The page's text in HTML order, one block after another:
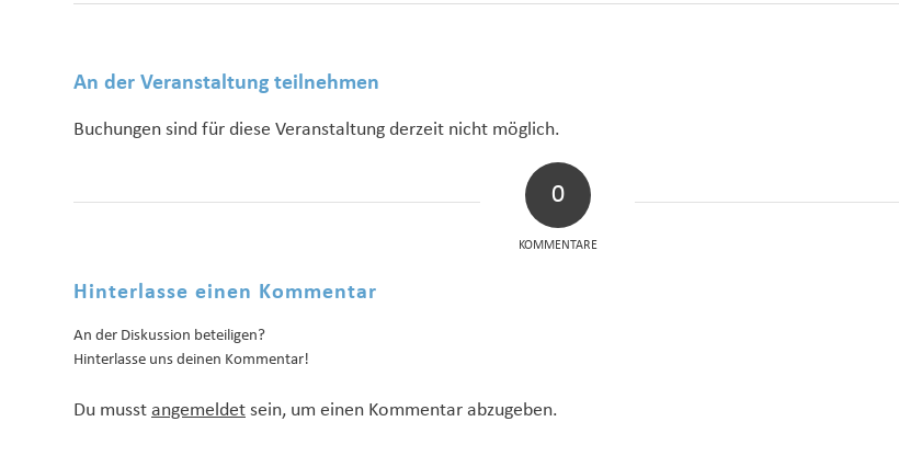
An der Veranstaltung teilnehmen
Buchungen sind für diese Veranstaltung derzeit nicht möglich.
0
KOMMENTARE
Hinterlasse einen Kommentar
An der Diskussion beteiligen?
Hinterlasse uns deinen Kommentar!
Du musst angemeldet sein, um einen Kommentar abzugeben.